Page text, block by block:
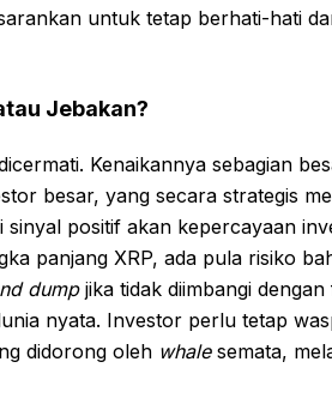
untuk tetap berhati-hati
Jebakan?
Kenaikannya sebagian
besar, yang secara strategis
sinyal positif akan kepercayaan
panjang XRP, ada pula risiko
dumpjika tidak diimbangi
nyata. Investor perlu tetap
didorong oleh whalesemata,